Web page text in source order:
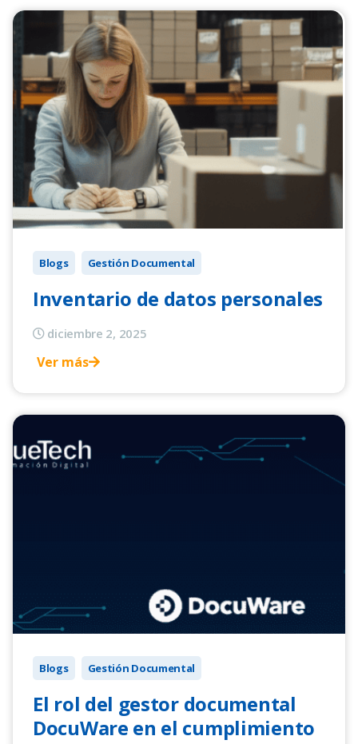
Blogs Gestión Documental
Inventario de datos personales
diciembre 2, 2025
Ver más
Blogs Gestión Documental
El rol del gestor documental
DocuWare en el cumplimiento